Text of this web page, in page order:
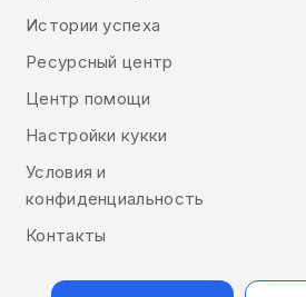
Истории успеха
Ресурсный центр
Центр помощи
Настройки кукки
Условия и
конфиденциальность
Контакты